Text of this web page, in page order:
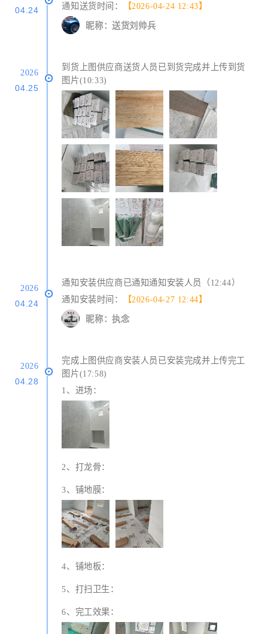
04.24
通知送货时间：
【2026-04-24 12:43】
昵称：送货刘帅兵
2026
04.25
到货上图供应商送货人员已到货完成并上传到货
图片(10:33)
2026
04.24
通知安装供应商已通知通知安装人员（12:44）
通知安装时间：
【2026-04-27 12:44】
昵称：执念
2026
04.28
完成上图供应商安装人员已安装完成并上传完工
图片(17:58)
1、进场：
2、打龙骨：
3、铺地膜：
4、铺地板：
5、打扫卫生：
6、完工效果：